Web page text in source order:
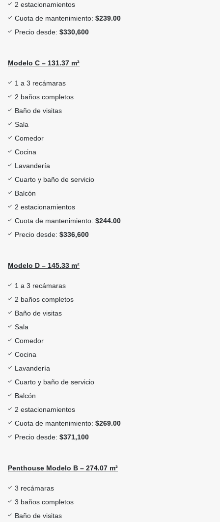
2 estacionamientos
Cuota de mantenimiento: $239.00
Precio desde: $330,600
Modelo C – 131.37 m²
1 a 3 recámaras
2 baños completos
Baño de visitas
Sala
Comedor
Cocina
Lavandería
Cuarto y baño de servicio
Balcón
2 estacionamientos
Cuota de mantenimiento: $244.00
Precio desde: $336,600
Modelo D – 145.33 m²
1 a 3 recámaras
2 baños completos
Baño de visitas
Sala
Comedor
Cocina
Lavandería
Cuarto y baño de servicio
Balcón
2 estacionamientos
Cuota de mantenimiento: $269.00
Precio desde: $371,100
Penthouse Modelo B – 274.07 m²
3 recámaras
3 baños completos
Baño de visitas